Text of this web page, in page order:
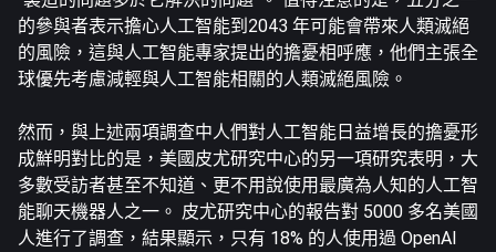
的參與者表示擔心人工智能到2043 年可能會帶來人類滅絕
的風險，這與人工智能專家提出的擔憂相呼應，他們主張全
球優先考慮減輕與人工智能相關的人類滅絕風險。
然而，與上述兩項調查中人們對人工智能日益增長的擔憂形
成鮮明對比的是，美國皮尤研究中心的另一項研究表明，大
多數受訪者甚至不知道、更不用說使用最廣為人知的人工智
能聊天機器人之一。 皮尤研究中心的報告對 5000 多名美國
人進行了調查，結果顯示，只有 18% 的人使用過 OpenAI